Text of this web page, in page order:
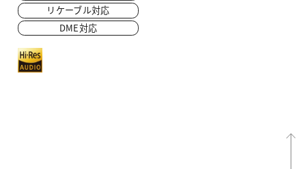
リケーブル対応
DME対応